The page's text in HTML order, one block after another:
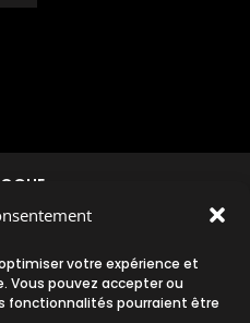
votre expérience et
Vous pouvez accepter ou
fonctionnalités pourraient être
légales|